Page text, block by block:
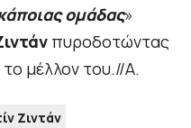
ομάδας»
πυροδοτώντας
το μέλλον του.//Α.
Ζιντάν